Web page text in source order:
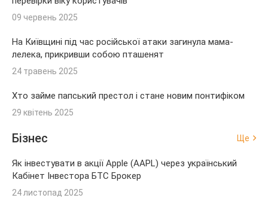
09 червень 2025
На Київщині під час російської атаки загинула мама-
лелека, прикривши собою пташенят
24 травень 2025
Хто займе папський престол і стане новим понтифіком
29 квітень 2025
Бізнес Ще
Як інвестувати в акції Apple (AAPL) через український
Кабінет Інвестора БТС Брокер
24 листопад 2025